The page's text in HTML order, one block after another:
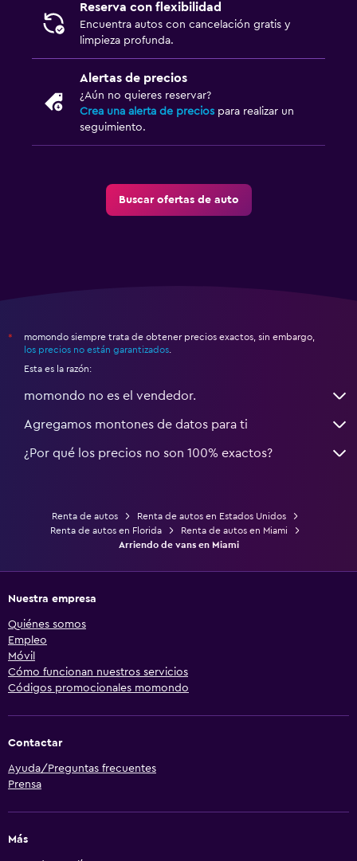
Reserva con flexibilidad
Encuentra autos con cancelación gratis y
limpieza profunda.
Alertas de precios
¿Aún no quieres reservar?
Crea una alerta de precios para realizar un
seguimiento.
Buscar ofertas de auto
*
momondo siempre trata de obtener precios exactos, sin embargo,
los precios no están garantizados
Esta es la razón:
momondo no es el vendedor.
Agregamos montones de datos para ti
¿Por qué los precios no son 100% exactos?
Renta de autos
Renta de autos en Estados Unidos
Renta de autos en Florida
Renta de autos en Miami
Arriendo de vans en Miami
Nuestra empresa
Quiénes somos
Empleo
Móvil
Cómo funcionan nuestros servicios
Códigos promocionales momondo
Contactar
Ayuda/Preguntas frecuentes
Prensa
Más